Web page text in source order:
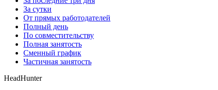
За сутки
От прямых работодателей
Полный день
По совместительству
Полная занятость
Сменный график
Частичная занятость
HeadHunter